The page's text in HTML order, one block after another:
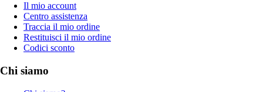
Il mio account
Centro assistenza
Traccia il mio ordine
Restituisci il mio ordine
Codici sconto
Chi siamo